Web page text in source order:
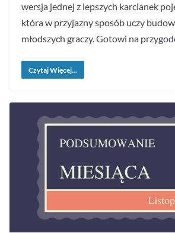
wersja jednej z lepszych karcianek
która w przyjazny sposób uczy
młodszych graczy. Gotowi na
Czytaj Więcej...